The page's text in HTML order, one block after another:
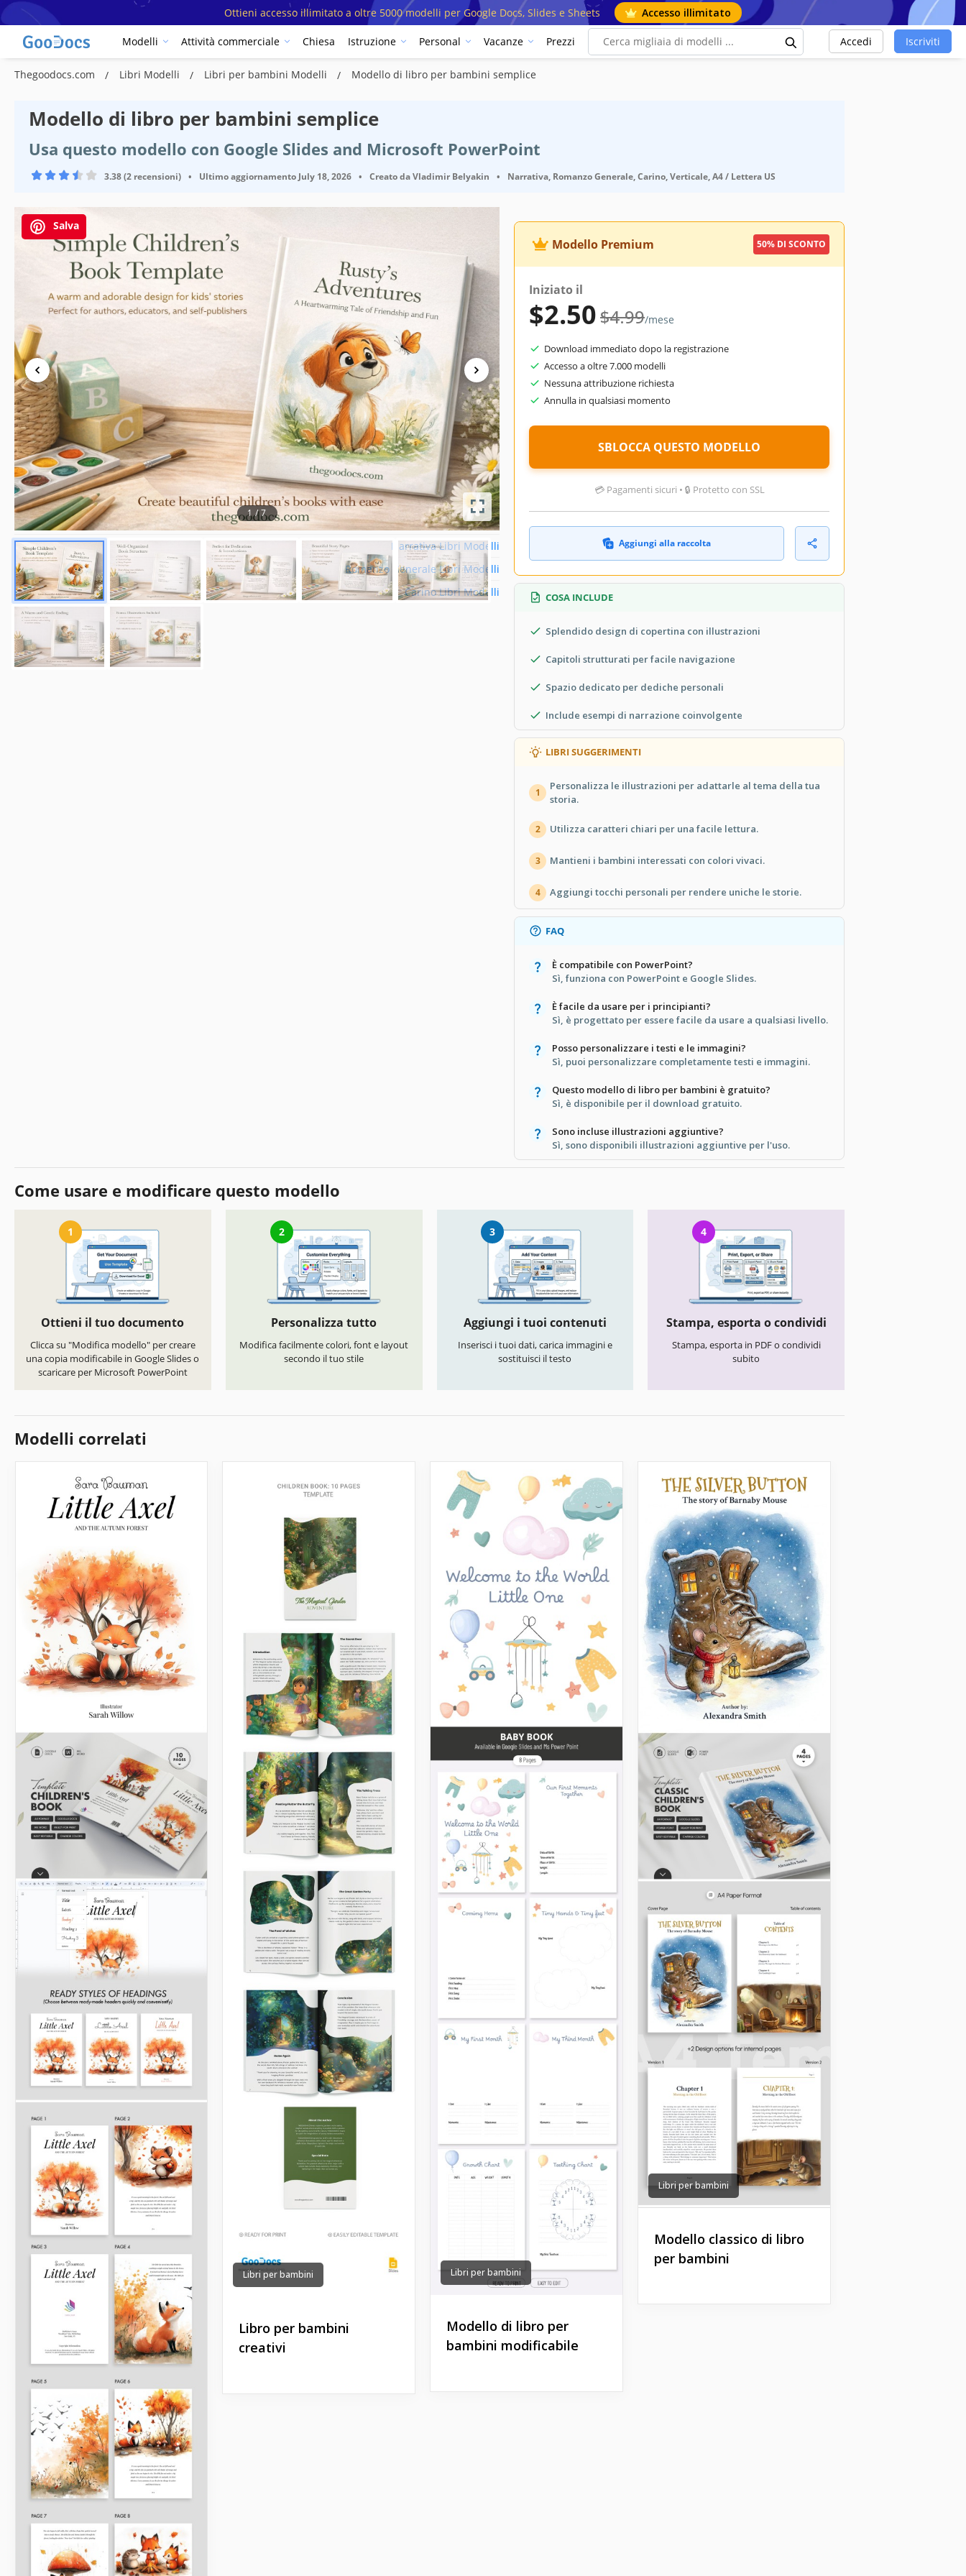
Ottieni accesso illimitato a oltre 5000 modelli per Google Docs, Slides e Sheets Accesso illimitato
Modelli Attività commerciale Chiesa Istruzione Personal Vacanze Prezzi Accedi Iscriviti
Thegoodocs.com Libri Modelli Libri per bambini Modelli Modello di libro per bambini semplice
Modello di libro per bambini semplice
Usa questo modello con Google Slides and Microsoft PowerPoint
3.38 (2 recensioni) • Ultimo aggiornamento July 18, 2026 • Creato daVladimir Belyakin • Narrativa, Romanzo Generale, Carino, Verticale, A4 / Lettera US
Salva
1/7
Specifiche del modello
Formato
Google Slides
Orientamento
Verticale Libri Modelli
Dimensione
A4 / Lettera US Libri Modelli
Creato
April 13, 2025
Ultimo aggiornamento
July 18, 2026
Community
Aggiunto alle raccolte da 26 Utenti
Statistiche di utilizzo
0 download questo mese
Caratteristiche principali di questo modello
Suitable For
Parents , Publisher , Self Publish
Categoria Di Libri
Narrativa Libri Modelli
Genere Del Libro
Romanzo Generale Libri Modelli
Stile
Carino Libri Modelli
Modello Premium 50% DI SCONTO
Iniziato il
$2.50$4.99/mese
Download immediato dopo la registrazione
Accesso a oltre 7.000 modelli
Nessuna attribuzione richiesta
Annulla in qualsiasi momento
SBLOCCA QUESTO MODELLO
💳 Pagamenti sicuri • 🔒 Protetto con SSL
Aggiungi alla raccolta
COSA INCLUDE
Splendido design di copertina con illustrazioni
Capitoli strutturati per facile navigazione
Spazio dedicato per dediche personali
Include esempi di narrazione coinvolgente
LIBRI SUGGERIMENTI
1
Personalizza le illustrazioni per adattarle al tema della tua
storia.
2 Utilizza caratteri chiari per una facile lettura.
3 Mantieni i bambini interessati con colori vivaci.
4 Aggiungi tocchi personali per rendere uniche le storie.
FAQ
È compatibile con PowerPoint?
Sì, funziona con PowerPoint e Google Slides.
È facile da usare per i principianti?
Sì, è progettato per essere facile da usare a qualsiasi livello.
Posso personalizzare i testi e le immagini?
Sì, puoi personalizzare completamente testi e immagini.
Questo modello di libro per bambini è gratuito?
Sì, è disponibile per il download gratuito.
Sono incluse illustrazioni aggiuntive?
Sì, sono disponibili illustrazioni aggiuntive per l'uso.
Come usare e modificare questo modello
1
Ottieni il tuo documento
Clicca su "Modifica modello" per creare
una copia modificabile in Google Slides o
scaricare per Microsoft PowerPoint
2
Personalizza tutto
Modifica facilmente colori, font e layout
secondo il tuo stile
3
Aggiungi i tuoi contenuti
Inserisci i tuoi dati, carica immagini e
sostituisci il testo
4
Stampa, esporta o condividi
Stampa, esporta in PDF o condividi
subito
Modelli correlati
Libri per bambini
Libro per bambini
creativi
Libri per bambini
Modello di libro per
bambini modificabile
Libri per bambini
Modello classico di libro
per bambini